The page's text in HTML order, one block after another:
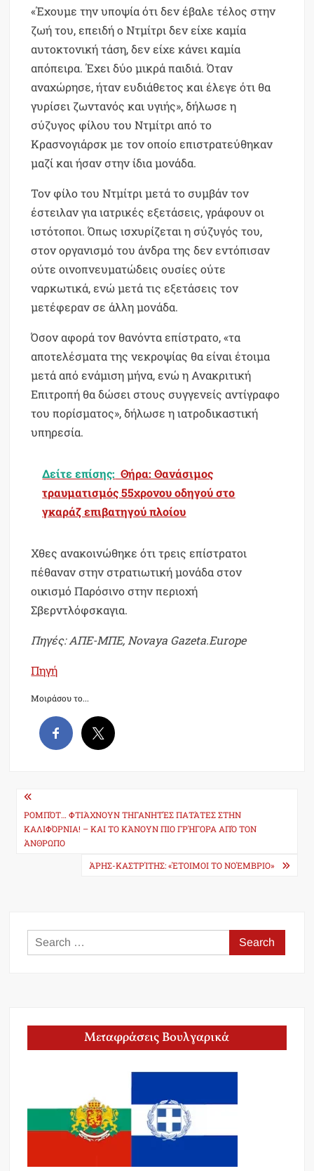
«Έχουμε την υποψία ότι δεν έβαλε τέλος στην
ζωή του, επειδή ο Ντμίτρι δεν είχε καμία
αυτοκτονική τάση, δεν είχε κάνει καμία
απόπειρα. Έχει δύο μικρά παιδιά. Όταν
αναχώρησε, ήταν ευδιάθετος και έλεγε ότι θα
γυρίσει ζωντανός και υγιής», δήλωσε η
σύζυγος φίλου του Ντμίτρι από το
Κρασνογιάρσκ με τον οποίο επιστρατεύθηκαν
μαζί και ήσαν στην ίδια μονάδα.
Τον φίλο του Ντμίτρι μετά το συμβάν τον
έστειλαν για ιατρικές εξετάσεις, γράφουν οι
ιστότοποι. Όπως ισχυρίζεται η σύζυγός του,
στον οργανισμό του άνδρα της δεν εντόπισαν
ούτε οινοπνευματώδεις ουσίες ούτε
ναρκωτικά, ενώ μετά τις εξετάσεις τον
μετέφεραν σε άλλη μονάδα.
Όσον αφορά τον θανόντα επίστρατο, «τα
αποτελέσματα της νεκροψίας θα είναι έτοιμα
μετά από ενάμιση μήνα, ενώ η Ανακριτική
Επιτροπή θα δώσει στους συγγενείς αντίγραφο
του πορίσματος», δήλωσε η ιατροδικαστική
υπηρεσία.
Δείτε επίσης: Θήρα: Θανάσιμος
τραυματισμός 55χρονου οδηγού στο
γκαράζ επιβατηγού πλοίου
Χθες ανακοινώθηκε ότι τρεις επίστρατοι
πέθαναν στην στρατιωτική μονάδα στον
οικισμό Παρόσινο στην περιοχή
Σβερντλόφσκαγια.
Πηγές: ΑΠΕ-ΜΠΕ, Novaya Gazeta.Europe
Πηγή
Μοιράσου το...
Post
navigation
ΡΟΜΠΌΤ… ΦΤΙΆΧΝΟΥΝ ΤΗΓΑΝΗΤΈΣ ΠΑΤΆΤΕΣ ΣΤΗΝ
ΚΑΛΙΦΌΡΝΙΑ! – ΚΑΙ ΤΟ ΚΆΝΟΥΝ ΠΙΟ ΓΡΉΓΟΡΑ ΑΠΌ ΤΟΝ
ΆΝΘΡΩΠΟ
ΆΡΗΣ-ΚΑΣΤΡΊΤΗΣ: «ΈΤΟΙΜΟΙ ΤΟ ΝΟΈΜΒΡΙΟ»
Search
for:
Μεταφράσεις Βουλγαρικά